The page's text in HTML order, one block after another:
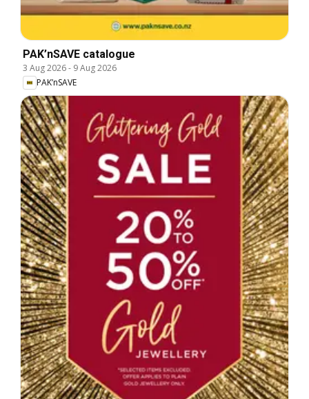
PAK’nSAVE catalogue
3 Aug 2026- 9 Aug 2026
PAK’nSAVE